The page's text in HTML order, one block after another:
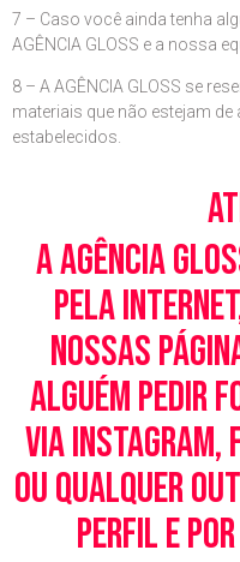
7 – Caso você ainda tenha
AGÊNCIA GLOSS e a nossa
8 – A AGÊNCIA GLOSS se
materiais que não estejam
estabelecidos.
A Agência
pela
nossas
alguém pedir
via Instagram,
ou qualquer
perfil e